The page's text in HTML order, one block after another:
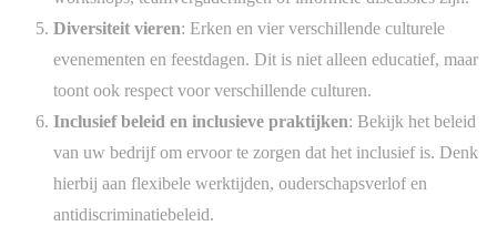
Diversiteit vieren: Erken en vier verschillende culturele
evenementen en feestdagen. Dit is niet alleen educatief, maar
toont ook respect voor verschillende culturen.
Inclusief beleid en inclusieve praktijken: Bekijk het beleid
van uw bedrijf om ervoor te zorgen dat het inclusief is. Denk
hierbij aan flexibele werktijden, ouderschapsverlof en
antidiscriminatiebeleid.